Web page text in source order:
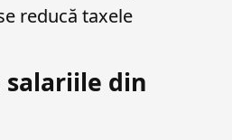
reducă taxele
salariile din